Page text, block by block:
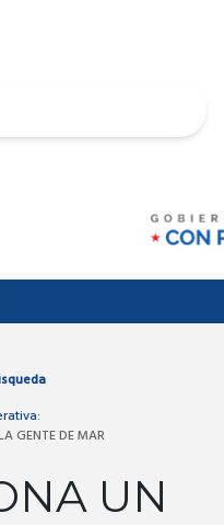
GENTE DE MAR
UN